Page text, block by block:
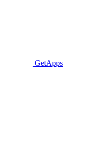
GetApps